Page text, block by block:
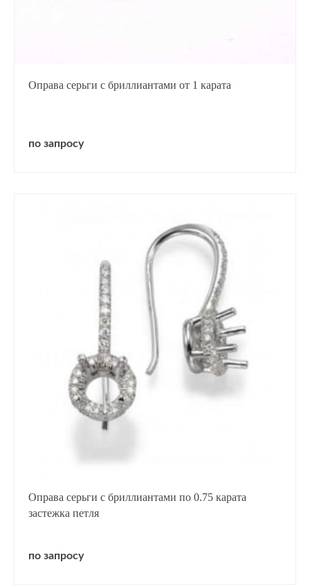
Оправа серьги с бриллиантами от 1 карата
по запросу
Оправа серьги с бриллиантами по 0.75 карата
застежка петля
по запросу